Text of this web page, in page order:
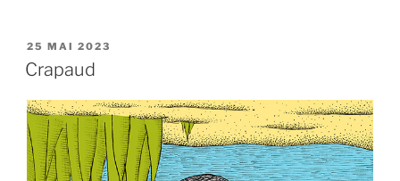
PUBLIÉ
LE
25 MAI 2023
Crapaud